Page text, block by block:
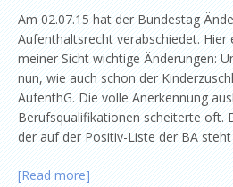
Am 02.07.15 hat der Bundestag
Aufenthaltsrecht verabschiedet. Hier
meiner Sicht wichtige Änderungen:
nun, wie auch schon der
AufenthG. Die volle Anerkennung
Berufsqualifikationen scheiterte oft.
der auf der Positiv-Liste der BA
[Read more]